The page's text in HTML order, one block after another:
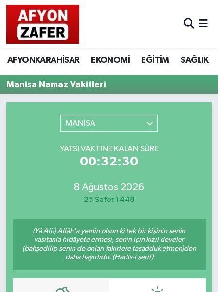
AFYONKARAHİSAR EKONOMİ EĞİTİM SAĞLIK
Manisa Namaz Vakitleri
MANİSA
YATSI VAKTINE KALAN SÜRE
00:32:30
8 Ağustos 2026
25 Safer 1448
(Yâ Ali!) Allâh'a yemin olsun ki tek bir kişinin senin
vasıtanla hidâyete ermesi, senin için kızıl develer
(bahşedilip senin de onları fakirlere tasadduk etmen)den
daha hayırlıdır. (Hadis-i şerif)